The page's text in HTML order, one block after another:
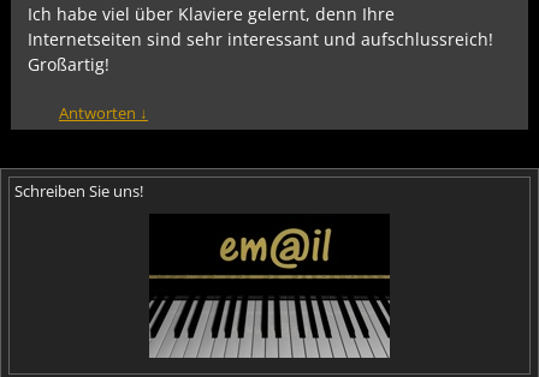
Ich habe viel über Klaviere gelernt, denn Ihre
Internetseiten sind sehr interessant und aufschlussreich!
Großartig!
Antworten ↓
Schreiben Sie uns!